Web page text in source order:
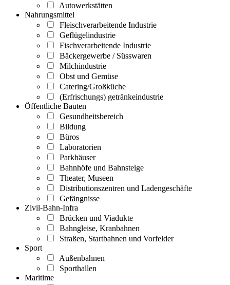
Autowerkstätten
Nahrungsmittel
Fleischverarbeitende Industrie
Geflügelindustrie
Fischverarbeitende Industrie
Bäckergewerbe / Süsswaren
Milchindustrie
Obst und Gemüse
Catering/Großküche
(Erfrischungs) getränkeindustrie
Öffentliche Bauten
Gesundheitsbereich
Bildung
Büros
Laboratorien
Parkhäuser
Bahnhöfe und Bahnsteige
Theater, Museen
Distributionszentren und Ladengeschäfte
Gefängnisse
Zivil-Bahn-Infra
Brücken und Viadukte
Bahngleise, Kranbahnen
Straßen, Startbahnen und Vorfelder
Sport
Außenbahnen
Sporthallen
Maritime